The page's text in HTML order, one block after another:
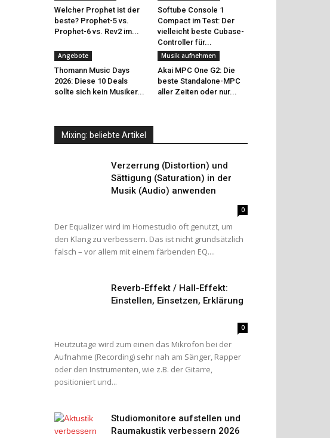
Welcher Prophet ist der
beste? Prophet-5 vs.
Prophet-6 vs. Rev2 im...
Softube Console 1
Compact im Test: Der
vielleicht beste Cubase-
Controller für...
Angebote
Thomann Music Days
2026: Diese 10 Deals
sollte sich kein Musiker...
Musik aufnehmen
Akai MPC One G2: Die
beste Standalone-MPC
aller Zeiten oder nur...
Mixing: beliebte Artikel
Verzerrung (Distortion) und
Sättigung (Saturation) in der
Musik (Audio) anwenden
0
Der Equalizer wird im Homestudio oft genutzt, um
den Klang zu verbessern. Das ist nicht grundsätzlich
falsch – vor allem mit einem färbenden EQ....
Reverb-Effekt / Hall-Effekt:
Einstellen, Einsetzen, Erklärung
0
Heutzutage wird zum einen das Mikrofon bei der
Aufnahme (Recording) sehr nah am Sänger, Rapper
oder den Instrumenten, wie z.B. der Gitarre,
positioniert und...
Studiomonitore aufstellen und
Raumakustik verbessern 2026